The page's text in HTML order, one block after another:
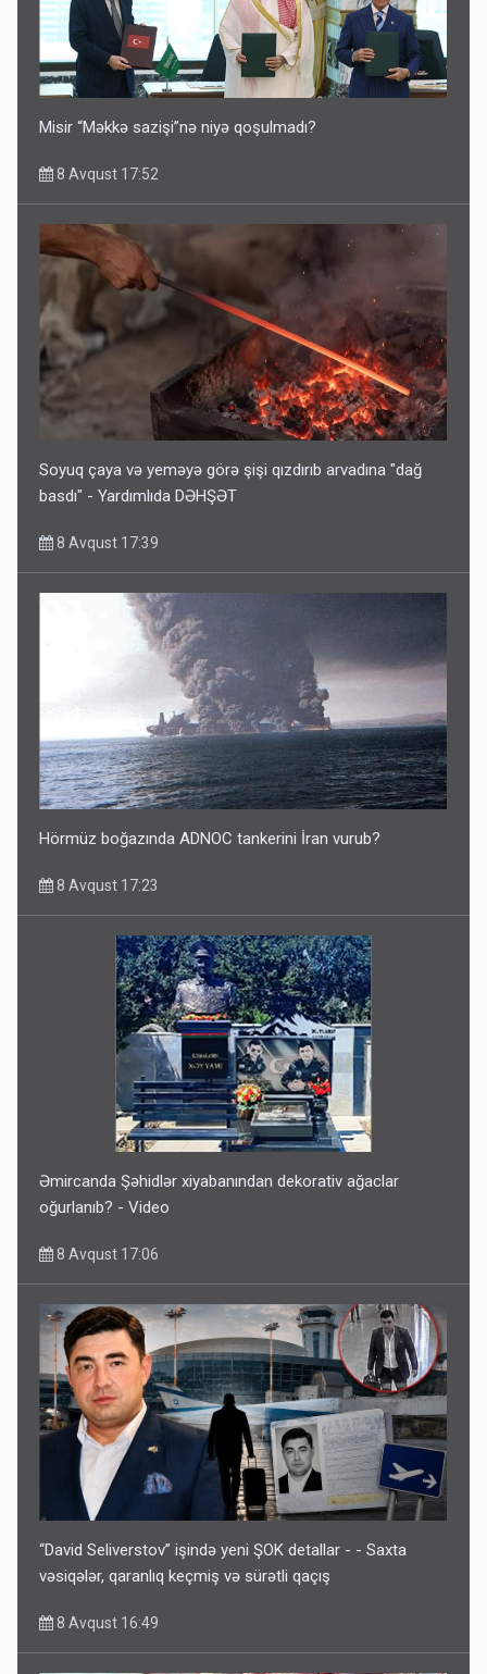
Misir “Məkkə sazişi”nə niyə qoşulmadı?
8 Avqust 17:52
Soyuq çaya və yeməyə görə şişi qızdırıb arvadına "dağ
basdı" - Yardımlıda DƏHŞƏT
8 Avqust 17:39
Hörmüz boğazında ADNOC tankerini İran vurub?
8 Avqust 17:23
Əmircanda Şəhidlər xiyabanından dekorativ ağaclar
oğurlanıb? - Video
8 Avqust 17:06
“David Seliverstov” işində yeni ŞOK detallar - - Saxta
vəsiqələr, qaranlıq keçmiş və sürətli qaçış
8 Avqust 16:49